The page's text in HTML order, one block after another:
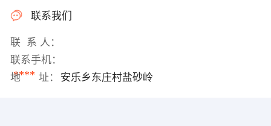
联系我们
联 系 人：
联系手机：
****
地 址： 安乐乡东庄村盐砂岭